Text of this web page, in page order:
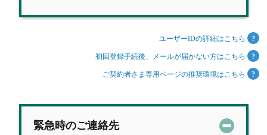
ユーザーIDの詳細はこちら
初回登録手続後、メールが届かない方はこちら
ご契約者さま専用ページの推奨環境はこちら
緊急時のご連絡先